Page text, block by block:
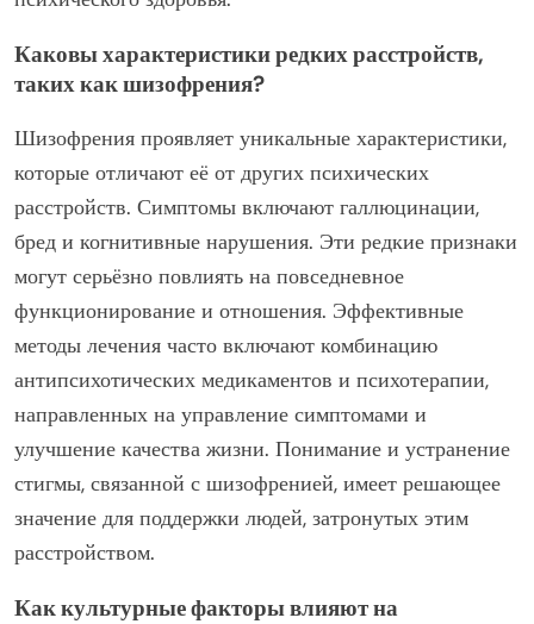
верить, что знакомые люди были заменены
самозванцами. Синдром Алисы в стране чудес влияет
на восприятие образа тела и размера.
Осведомлённость о этих расстройствах может помочь
снизить стигму и улучшить понимание сложностей
психического здоровья.
Каковы характеристики редких расстройств,
таких как шизофрения?
Шизофрения проявляет уникальные характеристики,
которые отличают её от других психических
расстройств. Симптомы включают галлюцинации,
бред и когнитивные нарушения. Эти редкие признаки
могут серьёзно повлиять на повседневное
функционирование и отношения. Эффективные